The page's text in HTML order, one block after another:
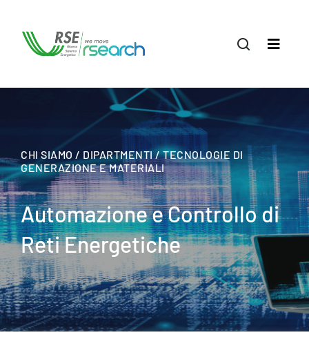
CHI SIAMO / DIPARTMENTI / TECNOLOGIE DI
GENERAZIONE E MATERIALI
Automazione e Controllo di
Reti Energetiche